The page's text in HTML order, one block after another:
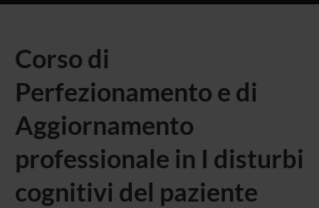
Corso di
Perfezionamento e di
Aggiornamento
professionale in I disturbi
cognitivi del paziente